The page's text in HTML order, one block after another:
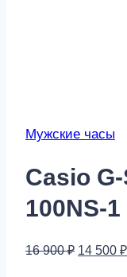
Мужские часы
Casio
100NS-1
16 900₽ 14 500 ₽